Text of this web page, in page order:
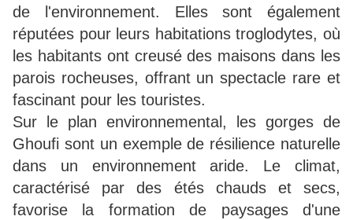
de l'environnement. Elles sont également
réputées pour leurs habitations troglodytes, où
les habitants ont creusé des maisons dans les
parois rocheuses, offrant un spectacle rare et
fascinant pour les touristes.
Sur le plan environnemental, les gorges de
Ghoufi sont un exemple de résilience naturelle
dans un environnement aride. Le climat,
caractérisé par des étés chauds et secs,
favorise la formation de paysages d'une